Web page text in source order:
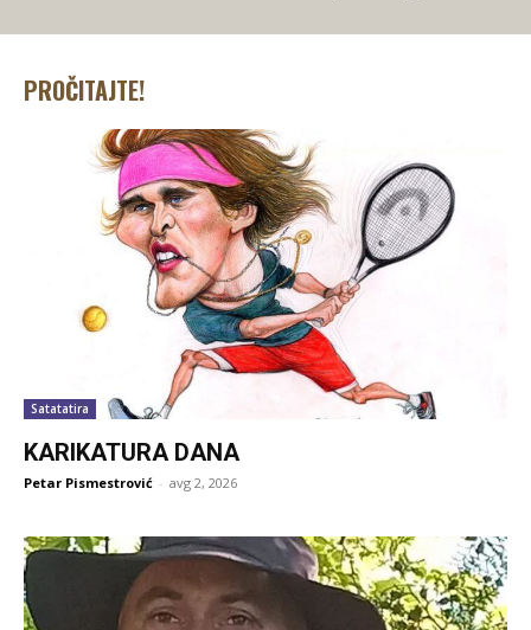
PROČITAJTE!
Satatatira
KARIKATURA DANA
Petar Pismestrović - avg 2, 2026